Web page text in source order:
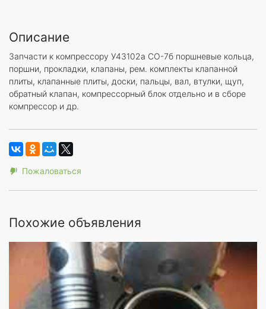
Описание
Запчасти к компрессору У43102а СО-7б поршневые кольца,
поршни, прокладки, клапаны, рем. комплекты клапанной
плиты, клапанные плиты, доски, пальцы, вал, втулки, щуп,
обратный клапан, компрессорный блок отдельно и в сборе
компрессор и др.
Пожаловаться
Похожие объявления